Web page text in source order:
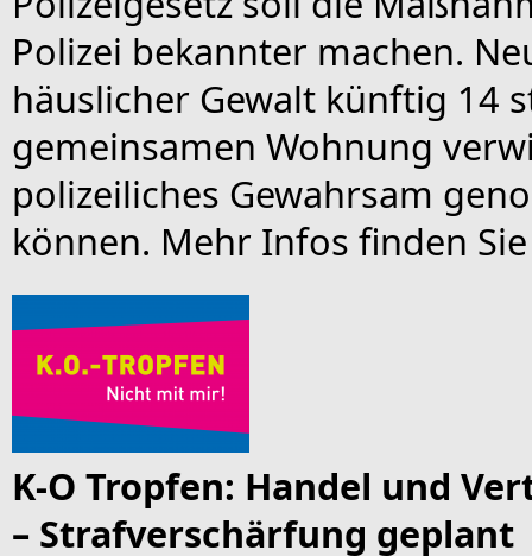
Polizei bekannter machen.
häuslicher Gewalt künftig 14
gemeinsamen Wohnung
polizeiliches Gewahrsam
können. Mehr Infos finden
K-O Tropfen: Handel und
– Strafverschärfung geplant